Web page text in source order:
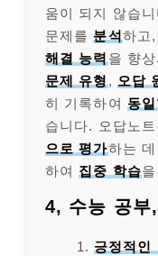
움이 되지 않습
문제를 분석하고,
해결 능력 을 향
문제 유형 , 오답
히 기록하여 동
습니다. 오답노
으로 평가하는
하여 집중 학습
4, 수능 공부
긍정적인